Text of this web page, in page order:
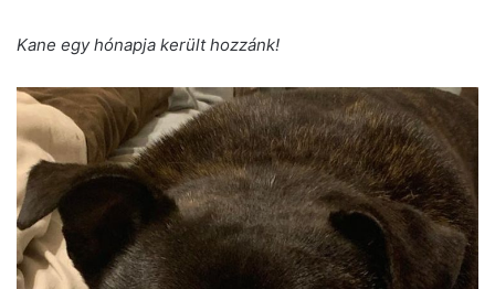
Kane egy hónapja került hozzánk!